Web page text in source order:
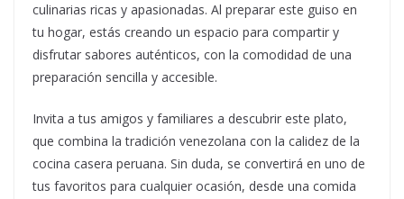
culinarias ricas y apasionadas. Al preparar este guiso en
tu hogar, estás creando un espacio para compartir y
disfrutar sabores auténticos, con la comodidad de una
preparación sencilla y accesible.
Invita a tus amigos y familiares a descubrir este plato,
que combina la tradición venezolana con la calidez de la
cocina casera peruana. Sin duda, se convertirá en uno de
tus favoritos para cualquier ocasión, desde una comida